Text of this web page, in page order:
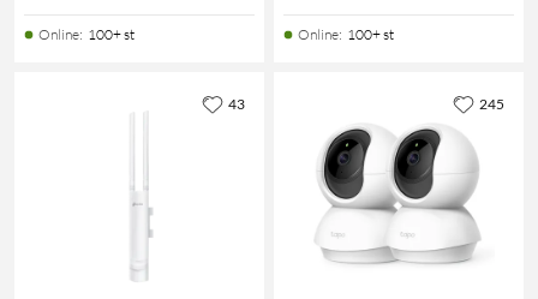
Online: 100+ st Online: 100+ st
43 245